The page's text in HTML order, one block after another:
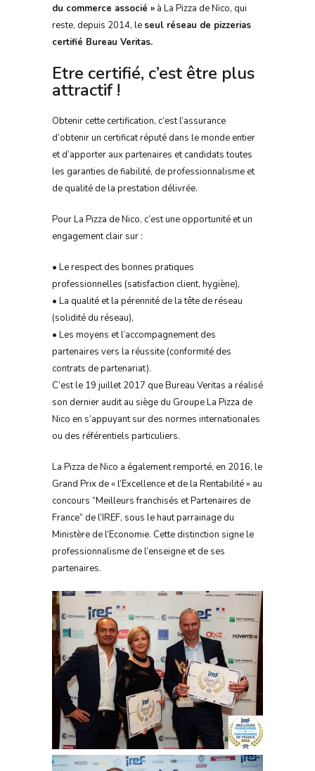
du commerce associé » à La Pizza de Nico, qui
reste, depuis 2014, le seul réseau de pizzerias
certifié Bureau Veritas.
Etre certifié, c’est être plus
attractif !
Obtenir cette certification, c’est l’assurance
d’obtenir un certificat réputé dans le monde entier
et d’apporter aux partenaires et candidats toutes
les garanties de fiabilité, de professionnalisme et
de qualité de la prestation délivrée.
Pour La Pizza de Nico, c’est une opportunité et un
engagement clair sur :
• Le respect des bonnes pratiques
professionnelles (satisfaction client, hygiène),
• La qualité et la pérennité de la tête de réseau
(solidité du réseau),
• Les moyens et l’accompagnement des
partenaires vers la réussite (conformité des
contrats de partenariat).
C’est le 19 juillet 2017 que Bureau Veritas a réalisé
son dernier audit au siège du Groupe La Pizza de
Nico en s’appuyant sur des normes internationales
ou des référentiels particuliers.
La Pizza de Nico a également remporté, en 2016, le
Grand Prix de « l’Excellence et de la Rentabilité » au
concours “Meilleurs franchisés et Partenaires de
France” de l’IREF, sous le haut parrainage du
Ministère de l’Economie. Cette distinction signe le
professionnalisme de l’enseigne et de ses
partenaires.